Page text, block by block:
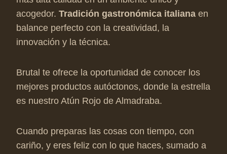
acogedor. Tradición gastronómica italiana en
balance perfecto con la creatividad, la
innovación y la técnica.
Brutal te ofrece la oportunidad de conocer los
mejores productos autóctonos, donde la estrella
es nuestro Atún Rojo de Almadraba.
Cuando preparas las cosas con tiempo, con
cariño, y eres feliz con lo que haces, sumado a